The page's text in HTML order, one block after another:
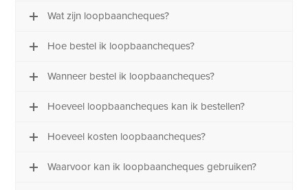
Wat zijn loopbaancheques?
Hoe bestel ik loopbaancheques?
Wanneer bestel ik loopbaancheques?
Hoeveel loopbaancheques kan ik bestellen?
Hoeveel kosten loopbaancheques?
Waarvoor kan ik loopbaancheques gebruiken?